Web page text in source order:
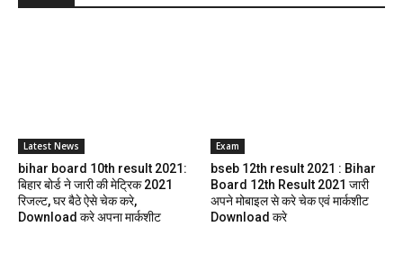
Latest News
bihar board 10th result 2021:
बिहार बोर्ड ने जारी की मेट्रिक 2021
रिजल्ट, घर बैठे ऐसे चेक करे,
Download करे अपना मार्कशीट
Exam
bseb 12th result 2021 : Bihar
Board 12th Result 2021 जारी
अपने मोबाइल से करे चेक एवं मार्कशीट
Download करे